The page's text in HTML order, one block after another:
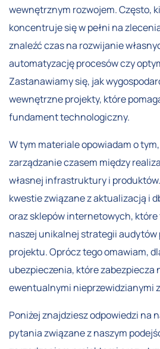
wewnętrznym rozwojem. Często,
koncentruje się w pełni na
znaleźć czas na rozwijanie
automatyzację procesów czy
Zastanawiamy się, jak
wewnętrzne projekty, które
fundament technologiczny.
W tym materiale opowiadam o
zarządzanie czasem między
własnej infrastruktury i
kwestie związane z aktualizacją i
oraz sklepów internetowych, które
naszej unikalnej strategii audytów
projektu. Oprócz tego omawiam,
ubezpieczenia, które zabezpiecza
ewentualnymi nieprzewidzianymi
Poniżej znajdziesz odpowiedzi na
pytania związane z naszym